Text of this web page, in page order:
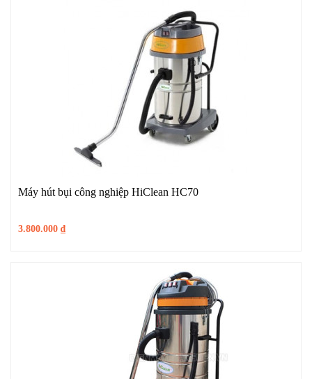
Máy hút bụi công nghiệp HiClean HC70
3.800.000 ₫